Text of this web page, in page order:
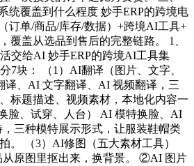
统覆盖到什么程度 妙手ERP的跨境电
订单/商品/库存/数据）+跨境AI工具+
覆盖从选品到售后的完整链路。 1、
交给AI 妙手ERP的跨境AI工具集
7块： （1）AI翻译（图片、文字、
译、AI 文字翻译、AI 视频翻译，三
标题描述、视频素材，本地化内容一
脸、试穿、人台） AI 模特换脸、AI
三种模特展示形式，让服装鞋帽类
。 （3）AI修图（五大素材工具）
原图里抠出来，换背景。 ②AI 图片